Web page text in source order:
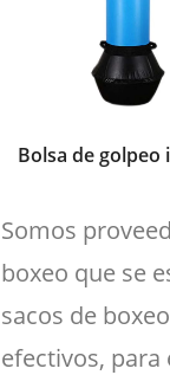
Bolsa de golpeo
Somos
boxeo que se
sacos de
efectivos, para